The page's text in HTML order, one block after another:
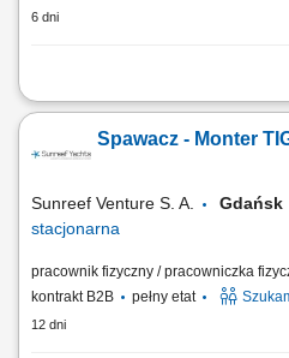
6 dni
Spawanie i montaż elementów
spoin i wykonanych części; Dbanie o
przestrzeganie zasad BHP;
Spawacz - Monter
Sunreef Venture S. A.
stacjonarna
pracownik fizyczny / pracowniczka
kontrakt B2B
pełny etat
12 dni